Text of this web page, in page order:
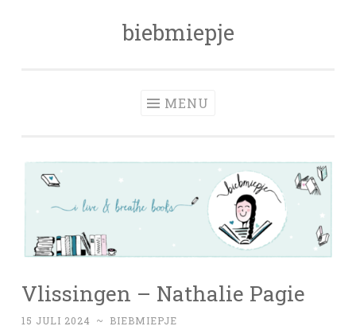
biebmiepje
MENU
Vlissingen – Nathalie Pagie
15 JULI 2024 ~ BIEBMIEPJE